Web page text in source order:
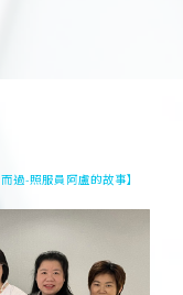
過-照服員阿盧的故事】